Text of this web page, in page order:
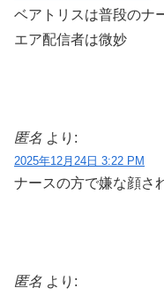
ベアトリスは普段のナ
エア配信者は微妙
匿名 より:
2025年12月24日 3:22 PM
ナースの方で嫌な顔さ
匿名 より: